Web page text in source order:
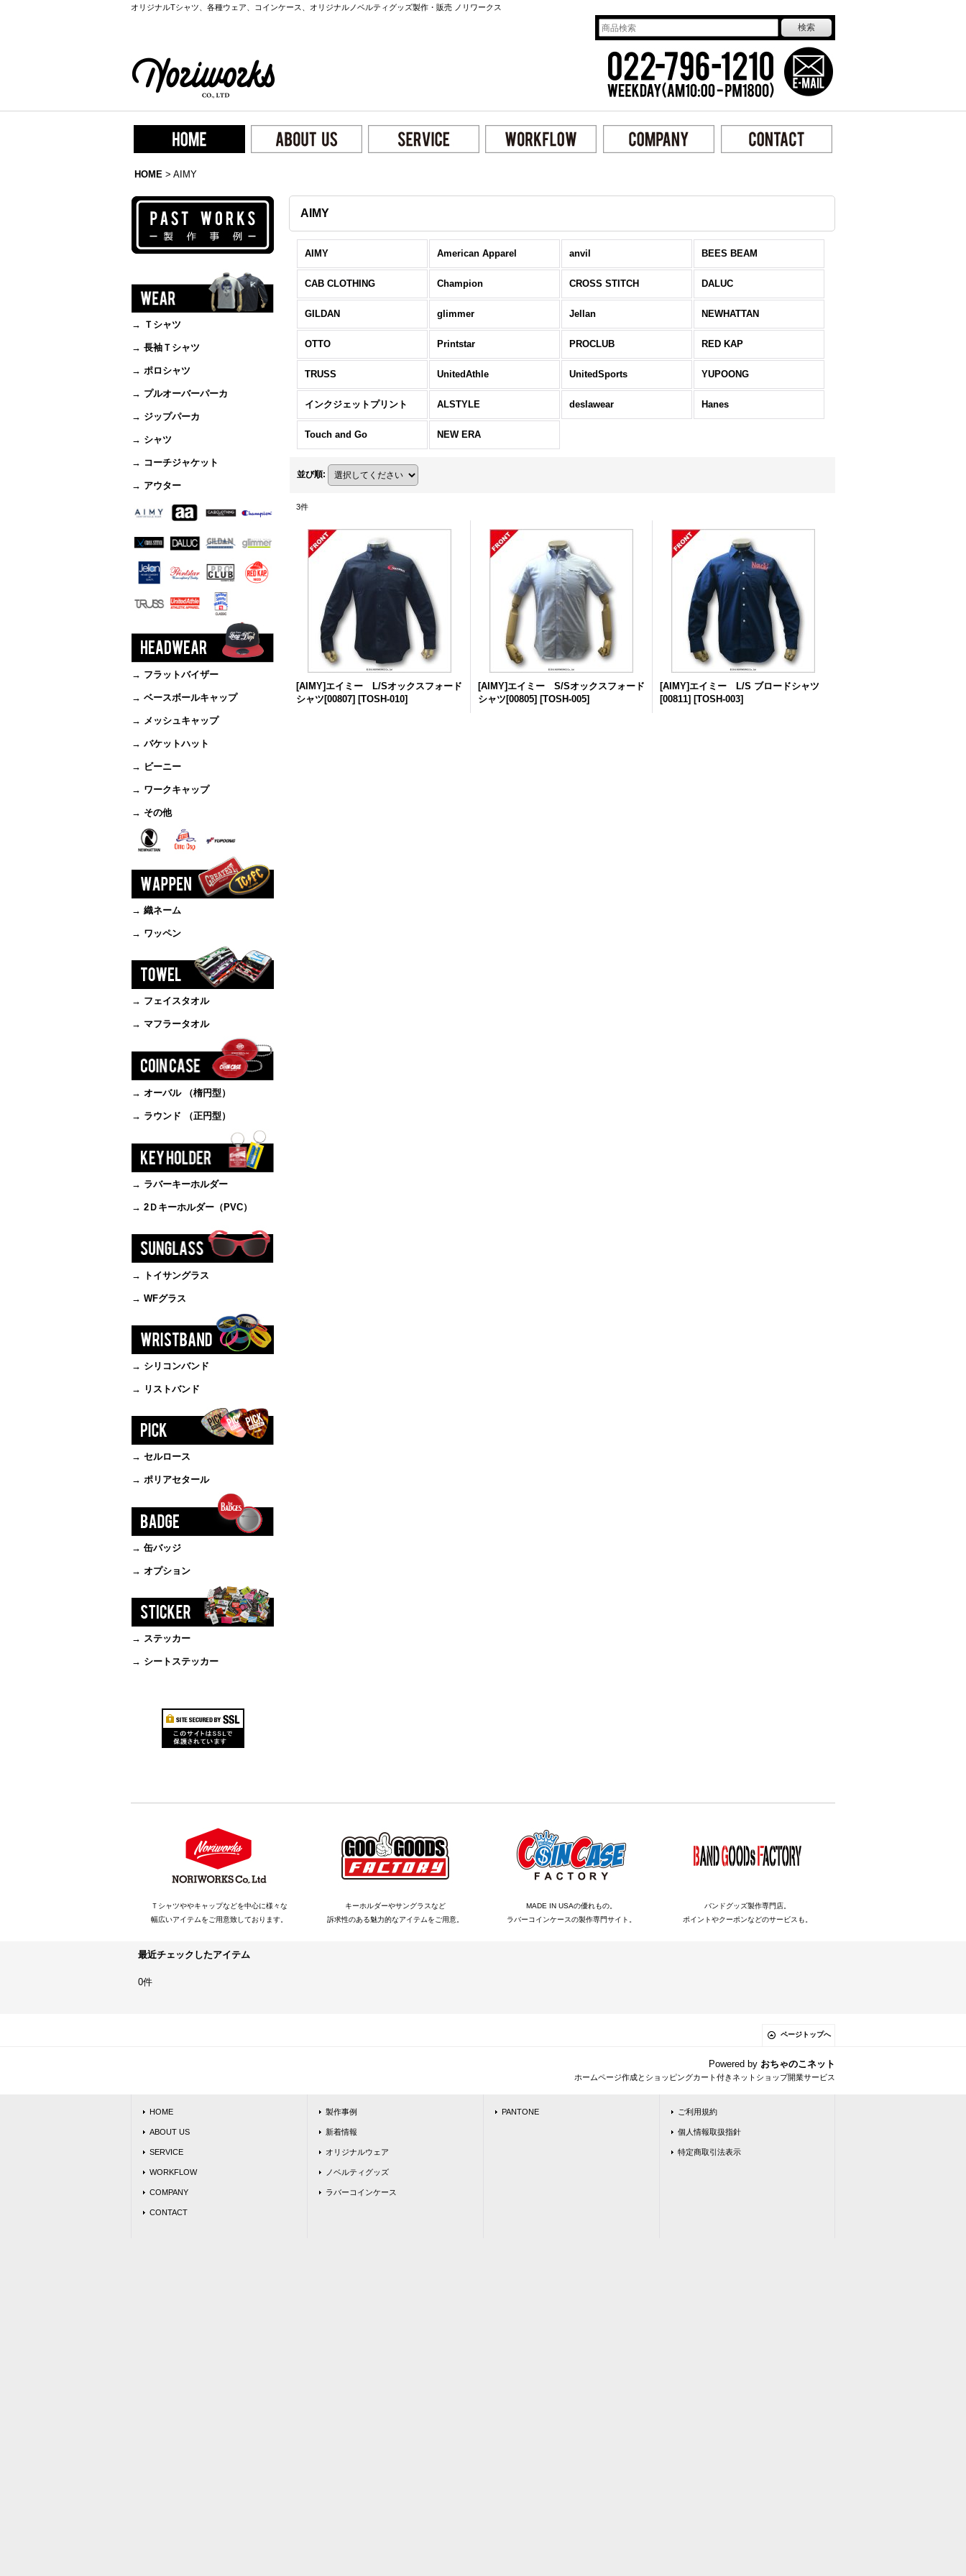
オリジナルTシャツ、各種ウェア、コインケース、オリジナルノベルティグッズ製作・販売 ノリワークス
HOME > AIMY
→ Ｔシャツ
→ 長袖Ｔシャツ
→ ポロシャツ
→ プルオーバーパーカ
→ ジップパーカ
→ シャツ
→ コーチジャケット
→ アウター
→ フラットバイザー
→ ベースボールキャップ
→ メッシュキャップ
→ バケットハット
→ ビーニー
→ ワークキャップ
→ その他
→ 織ネーム
→ ワッペン
→ フェイスタオル
→ マフラータオル
→ オーバル （楕円型）
→ ラウンド （正円型）
→ ラバーキーホルダー
→ 2Ｄキーホルダー（PVC）
→ トイサングラス
→ WFグラス
→ シリコンバンド
→ リストバンド
→ セルロース
→ ポリアセタール
→ 缶バッジ
→ オプション
→ ステッカー
→ シートステッカー
AIMY
AIMY American Apparel anvil BEES BEAM
CAB CLOTHING Champion CROSS STITCH DALUC
GILDAN glimmer Jellan NEWHATTAN
OTTO Printstar PROCLUB RED KAP
TRUSS UnitedAthle UnitedSports YUPOONG
インクジェットプリント ALSTYLE deslawear Hanes
Touch and Go NEW ERA
並び順:
3件
[AIMY]エイミー L/Sオックスフォード
シャツ[00807] [TOSH-010]
[AIMY]エイミー S/Sオックスフォード
シャツ[00805] [TOSH-005]
[AIMY]エイミー L/S ブロードシャツ
[00811] [TOSH-003]
Ｔシャツややキャップなどを中心に様々な
幅広いアイテムをご用意致しております。
キーホルダーやサングラスなど
訴求性のある魅力的なアイテムをご用意。
MADE IN USAの優れもの。
ラバーコインケースの製作専門サイト。
バンドグッズ製作専門店。
ポイントやクーポンなどのサービスも。
最近チェックしたアイテム
0件
ページトップへ
Powered by おちゃのこネット
ホームページ作成とショッピングカート付きネットショップ開業サービス
HOME
ABOUT US
SERVICE
WORKFLOW
COMPANY
CONTACT
製作事例
新着情報
オリジナルウェア
ノベルティグッズ
ラバーコインケース
PANTONE ご利用規約
個人情報取扱指針
特定商取引法表示